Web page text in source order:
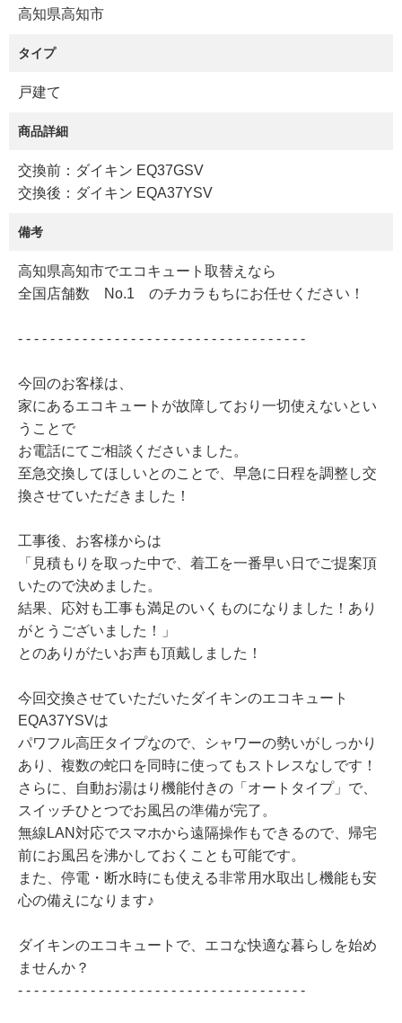
高知県高知市
タイプ
戸建て
商品詳細
交換前：ダイキン EQ37GSV
交換後：ダイキン EQA37YSV
備考
高知県高知市でエコキュート取替えなら
全国店舗数 No.1 のチカラもちにお任せください！
- - - - - - - - - - - - - - - - - - - - - - - - - - - - - - - - - - - -
今回のお客様は、
家にあるエコキュートが故障しており一切使えないとい
うことで
お電話にてご相談くださいました。
至急交換してほしいとのことで、早急に日程を調整し交
換させていただきました！
工事後、お客様からは
「見積もりを取った中で、着工を一番早い日でご提案頂
いたので決めました。
結果、応対も工事も満足のいくものになりました！あり
がとうございました！」
とのありがたいお声も頂戴しました！
今回交換させていただいたダイキンのエコキュート
EQA37YSVは
パワフル高圧タイプなので、シャワーの勢いがしっかり
あり、複数の蛇口を同時に使ってもストレスなしです！
さらに、自動お湯はり機能付きの「オートタイプ」で、
スイッチひとつでお風呂の準備が完了。
無線LAN対応でスマホから遠隔操作もできるので、帰宅
前にお風呂を沸かしておくことも可能です。
また、停電・断水時にも使える非常用水取出し機能も安
心の備えになります♪
ダイキンのエコキュートで、エコな快適な暮らしを始め
ませんか？
- - - - - - - - - - - - - - - - - - - - - - - - - - - - - - - - - - - -